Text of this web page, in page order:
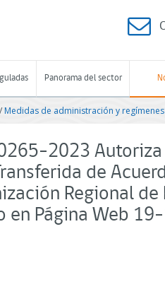
Panorama del sector
/Medidas de administración y
2023
de
Regional de
en Página Web